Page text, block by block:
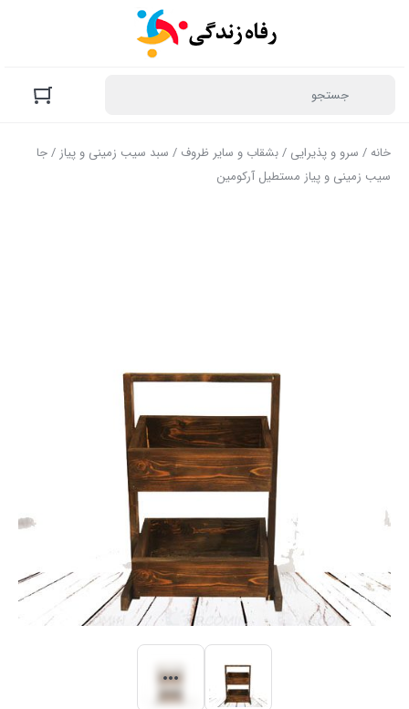
خانه/ سرو و پذیرایی /بشقاب و سایر ظروف / سبد سیب زمینی و پیاز / جا
سیب زمینی و پیاز مستطیل آرکومین